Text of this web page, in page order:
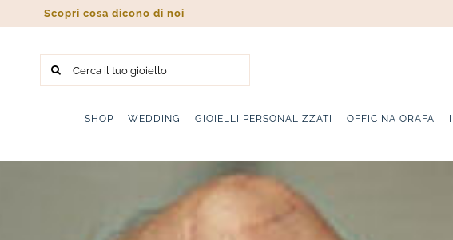
al
contenuto
Scopri cosa dicono di noi
Cerca
SHOP WEDDING GIOIELLI PERSONALIZZATI OFFICINA ORAFA